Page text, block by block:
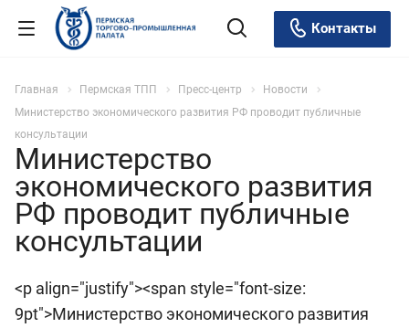
Контакты
Главная Пермская ТПП Пресс-центр
Новости
Министерство экономического развития РФ проводит публичные
консультации
Министерство
экономического развития
РФ проводит публичные
консультации
<p align="justify"><span style="font-size:
9pt">Министерство экономического развития